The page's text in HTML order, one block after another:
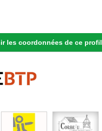
les coordonnées de ce profil